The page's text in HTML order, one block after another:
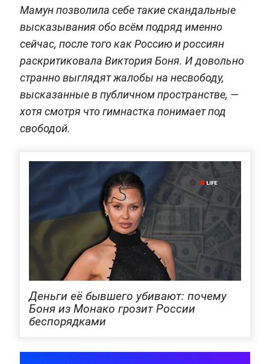
Мамун позволила себе такие скандальные
высказывания обо всём подряд именно
сейчас, после того как Россию и россиян
раскритиковала Виктория Боня. И довольно
странно выглядят жалобы на несвободу,
высказанные в публичном пространстве, —
хотя смотря что гимнастка понимает под
свободой.
Деньги её бывшего убивают: почему
Боня из Монако грозит России
беспорядками